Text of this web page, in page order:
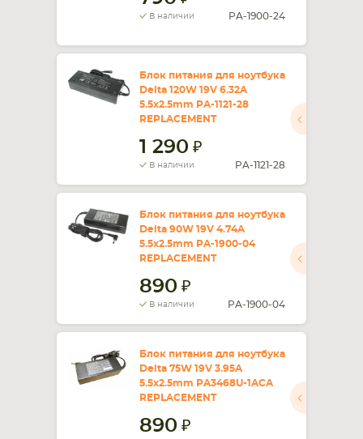
В наличии PA-1900-24
Блок питания для ноутбука
Delta 120W 19V 6.32A
5.5x2.5mm PA-1121-28
REPLACEMENT
1 290
В наличии PA-1121-28
Блок питания для ноутбука
Delta 90W 19V 4.74A
5.5x2.5mm PA-1900-04
REPLACEMENT
890
В наличии PA-1900-04
Блок питания для ноутбука
Delta 75W 19V 3.95A
5.5x2.5mm PA3468U-1ACA
REPLACEMENT
890